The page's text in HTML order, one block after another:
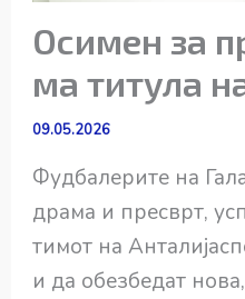
Осимен за
ма титула
09.05.2026
Фудбалерите на
драма и пресврт,
тимот на
и да обезбедат